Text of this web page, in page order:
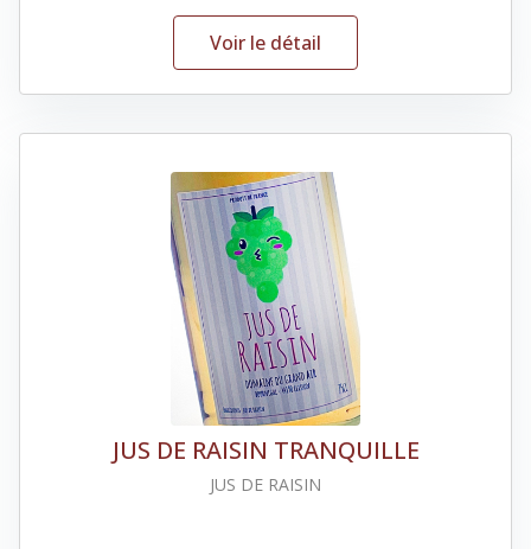
Voir le détail
JUS DE RAISIN TRANQUILLE
JUS DE RAISIN